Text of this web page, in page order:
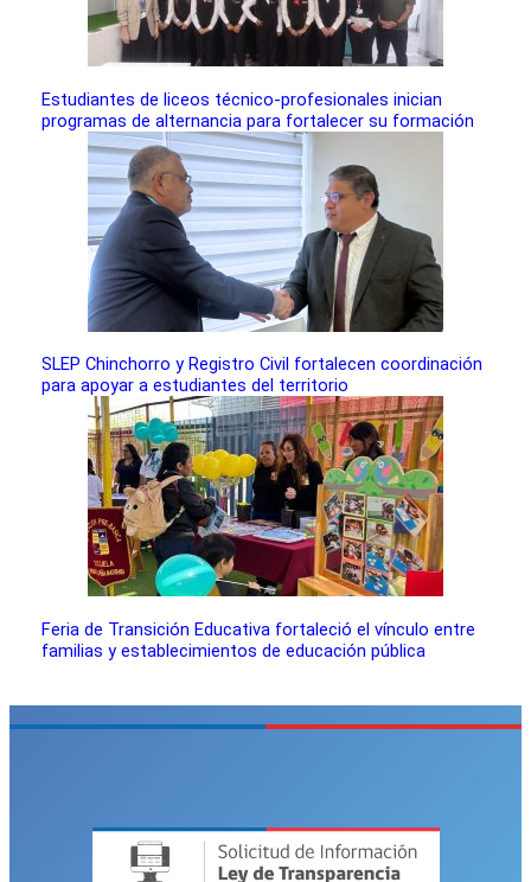
Estudiantes de liceos técnico-profesionales inician
programas de alternancia para fortalecer su formación
SLEP Chinchorro y Registro Civil fortalecen coordinación
para apoyar a estudiantes del territorio
Feria de Transición Educativa fortaleció el vínculo entre
familias y establecimientos de educación pública